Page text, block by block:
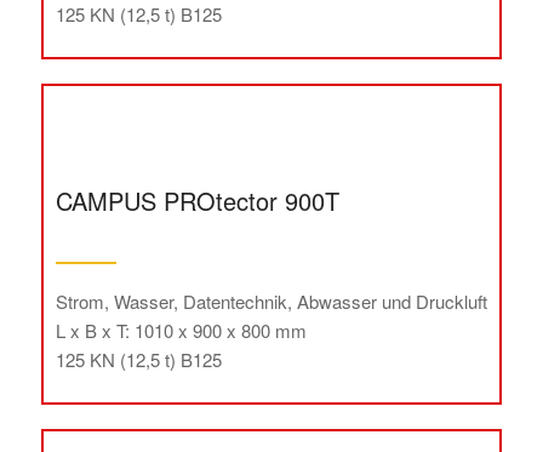
125 KN (12,5 t) B125
CAMPUS PROtector 900T
Strom, Wasser, Datentechnik, Abwasser und Druckluft
L x B x T: 1010 x 900 x 800 mm
125 KN (12,5 t) B125